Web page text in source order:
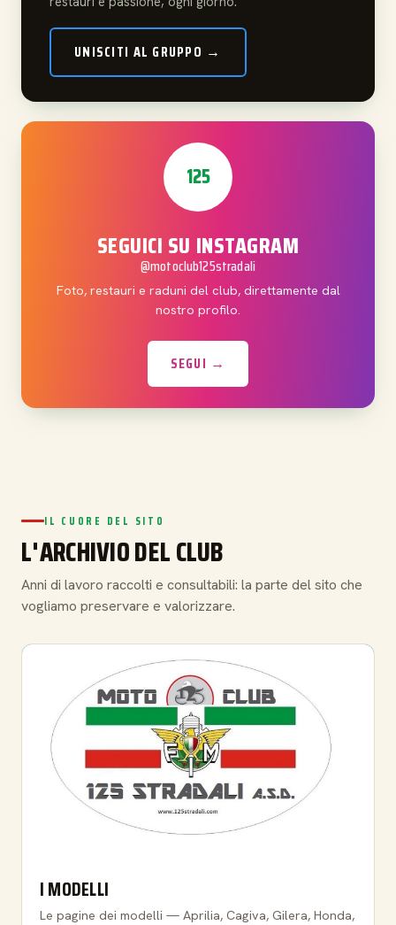
UNISCITI AL GRUPPO →
125
SEGUICI SU INSTAGRAM
@motoclub125stradali
Foto, restauri e raduni del club, direttamente dal
nostro profilo.
SEGUI →
IL CUORE DEL SITO
L'ARCHIVIO DEL CLUB
Anni di lavoro raccolti e consultabili: la parte del sito che
vogliamo preservare e valorizzare.
I MODELLI
Le pagine dei modelli — Aprilia, Cagiva, Gilera, Honda,